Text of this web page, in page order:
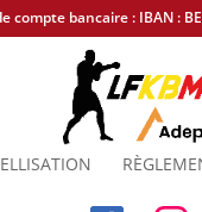
compte bancaire : IBAN :